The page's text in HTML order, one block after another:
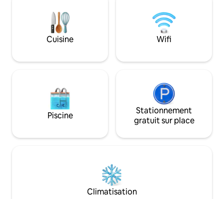
surplombant 500 acres de splendeur
naturelle juste à côté. Entrez dans les
jets chauds et bouillonnants du jacuzzi,
ou la douce caresse de la douche à effet
apaisant vos muscles, en faisant fondre
l'un de nos lits moelleux. Le matin,
promenez-vous sur les planchers
chauffants (si confortables en hiver). Ou
dégustez votre café du matin sur l'une
n'oubliez pas de résoudre le mystère de
bois. Cette cabane dans les arbres a été
conçue sur mesure par son architecte
avec des échecs tridimensionnels à
l'esprit. Des détails architecturaux
cuisine
Décoration
naturelle dans
15 minutes de
moyennant des frais.
Parfait pour un
accessible à pied
Minneapolis.
Cuisine Wifi
Piscine
Stationnement
gratuit sur place
Climatisation